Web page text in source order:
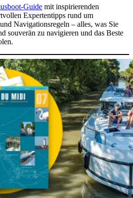
Guide mit inspirierenden
Expertentipps rund um
Navigationsregeln – alles, was Sie
souverän zu navigieren und das Beste